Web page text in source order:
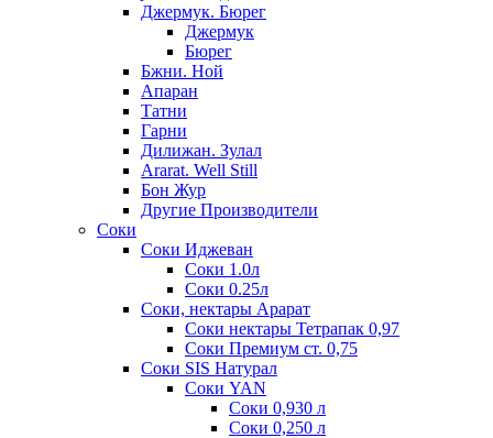
Джермук. Бюрег
Джермук
Бюрег
Бжни. Ной
Апаран
Татни
Гарни
Дилижан. Зулал
Ararat. Well Still
Бон Жур
Другие Производители
Соки
Соки Иджеван
Соки 1.0л
Соки 0.25л
Соки, нектары Арарат
Соки нектары Тетрапак 0,97
Соки Премиум ст. 0,75
Соки SIS Натурал
Соки YAN
Соки 0,930 л
Соки 0,250 л